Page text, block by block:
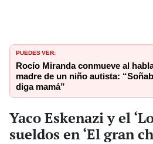
PUEDES VER:
Rocío Miranda conmueve al
madre de un niño autista:
diga mamá”
Yaco Eskenazi y el
sueldos en ‘El gran